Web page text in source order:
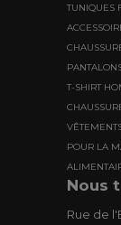
TUNIQUES
T-SHIRT
POUR LA
Nous
Rue de